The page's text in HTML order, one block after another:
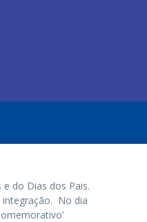
do Dias dos Pais.
No dia